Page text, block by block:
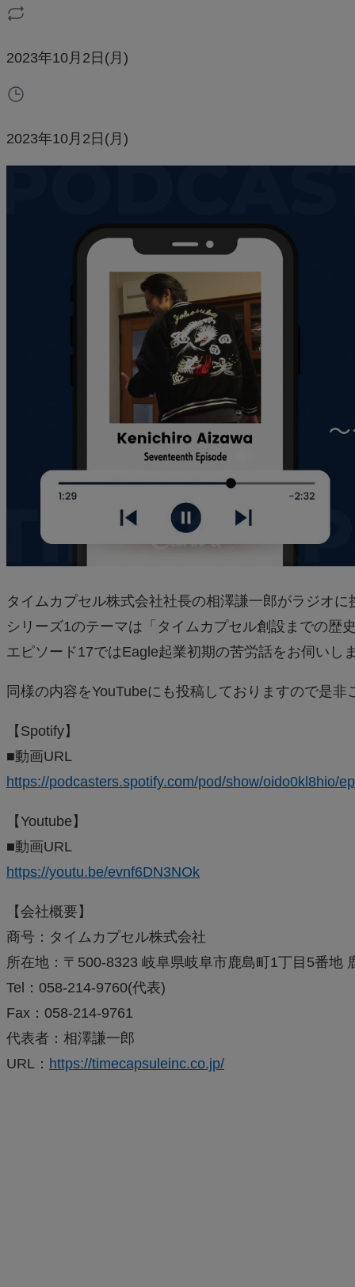
2023年10月2日(月)
2023年10月2日(月)
タイムカプセル株式会社社長の相澤謙一郎がラジオに
シリーズ1のテーマは「タイムカプセル創設までの歴
エピソード17ではEagle起業初期の苦労話をお伺いし
同様の内容をYouTubeにも投稿しておりますので是非
【Spotify】
■動画URL
https://podcasters.spotify.com/pod/show/oido0kl8hio/
【Youtube】
■動画URL
https://youtu.be/evnf6DN3NOk
【会社概要】
商号：タイムカプセル株式会社
所在地：〒500-8323 岐阜県岐阜市鹿島町1丁目5番地
Tel：058-214-9760(代表)
Fax：058-214-9761
代表者：相澤謙一郎
URL： https://timecapsuleinc.co.jp/